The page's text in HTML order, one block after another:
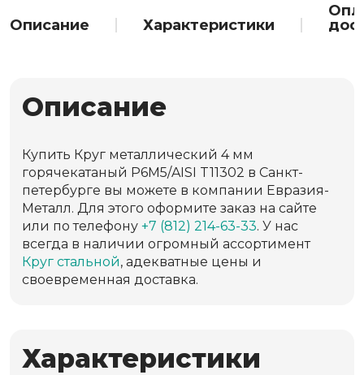
Описание Характеристики
Описание
Купить Круг металлический 4 мм
горячекатаный Р6М5/AISI T11302 в Санкт-
петербурге вы можете в компании Евразия-
Металл. Для этого оформите заказ на сайте
или по телефону +7 (812) 214-63-33. У нас
всегда в наличии огромный ассортимент
Круг стальной, адекватные цены и
своевременная доставка.
Характеристики